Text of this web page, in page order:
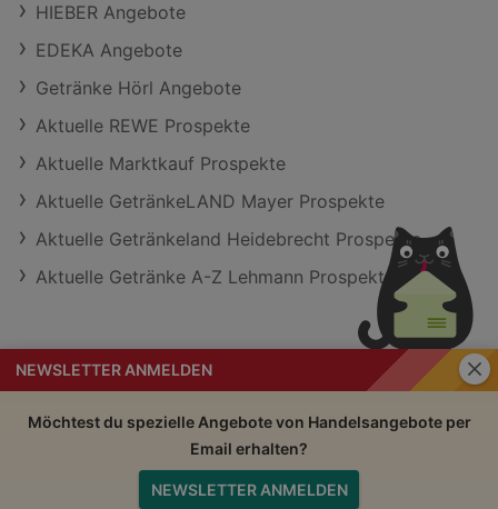
NEWSLETTER ANMELDEN
Möchtest du spezielle Angebote von Handelsangebote per
Email erhalten?
NEWSLETTER ANMELDEN
HIEBER Angebote
EDEKA Angebote
Getränke Hörl Angebote
Aktuelle REWE Prospekte
Aktuelle Marktkauf Prospekte
Aktuelle GetränkeLAND Mayer Prospekte
Aktuelle Getränkeland Heidebrecht Prospekte
Aktuelle Getränke A-Z Lehmann Prospekte
Handelsangebote Impressum
Nutzungsbedingungen
Datenschutzerklärung